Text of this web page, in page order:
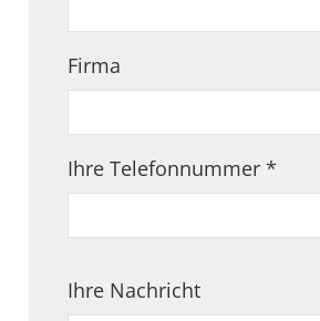
Firma
Ihre Telefonnummer *
Ihre Nachricht